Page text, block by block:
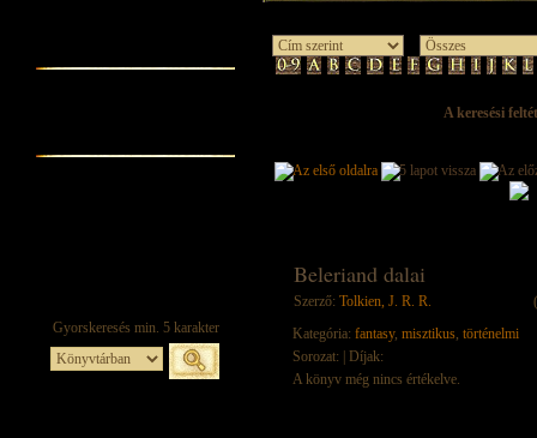
A keresési
Beleriand dalai
Szerző: Tolkien, J. R. R.
Kategória: fantasy, misztikus, történelmi
Sorozat:
| Díjak:
A könyv még nincs értékelve.